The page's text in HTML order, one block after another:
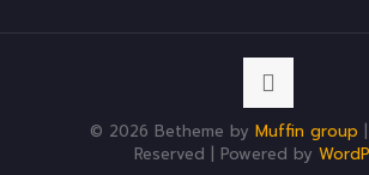
© 2026 Betheme by Muffin group
Reserved | Powered by